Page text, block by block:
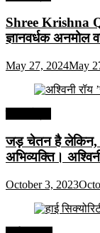
Shree Krishna
ज्ञानवर्धक अनमोल
May 27, 2024May
जड़ चेतन है लेकिन,
अभिव्यक्ति।
October 3, 2023